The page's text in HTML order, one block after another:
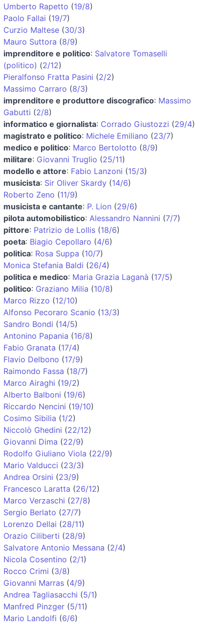
Umberto Rapetto (19/8)
Paolo Fallai (19/7)
Curzio Maltese (30/3)
Mauro Suttora (8/9)
imprenditore e politico: Salvatore Tomaselli
(politico) (2/12)
Pieralfonso Fratta Pasini (2/2)
Massimo Carraro (8/3)
imprenditore e produttore discografico: Massimo
Gabutti (2/8)
informatico e giornalista: Corrado Giustozzi (29/4)
magistrato e politico: Michele Emiliano (23/7)
medico e politico: Marco Bertolotto (8/9)
militare: Giovanni Truglio (25/11)
modello e attore: Fabio Lanzoni (15/3)
musicista: Sir Oliver Skardy (14/6)
Roberto Zeno (11/9)
musicista e cantante: P. Lion (29/6)
pilota automobilistico: Alessandro Nannini (7/7)
pittore: Patrizio de Lollis (18/6)
poeta: Biagio Cepollaro (4/6)
politica: Rosa Suppa (10/7)
Monica Stefania Baldi (26/4)
politica e medico: Maria Grazia Laganà (17/5)
politico: Graziano Milia (10/8)
Marco Rizzo (12/10)
Alfonso Pecoraro Scanio (13/3)
Sandro Bondi (14/5)
Antonino Papania (16/8)
Fabio Granata (17/4)
Flavio Delbono (17/9)
Raimondo Fassa (18/7)
Marco Airaghi (19/2)
Alberto Balboni (19/6)
Riccardo Nencini (19/10)
Cosimo Sibilia (1/2)
Niccolò Ghedini (22/12)
Giovanni Dima (22/9)
Rodolfo Giuliano Viola (22/9)
Mario Valducci (23/3)
Andrea Orsini (23/9)
Francesco Laratta (26/12)
Marco Verzaschi (27/8)
Sergio Berlato (27/7)
Lorenzo Dellai (28/11)
Orazio Ciliberti (28/9)
Salvatore Antonio Messana (2/4)
Nicola Cosentino (2/1)
Rocco Crimi (3/8)
Giovanni Marras (4/9)
Andrea Tagliasacchi (5/1)
Manfred Pinzger (5/11)
Mario Landolfi (6/6)